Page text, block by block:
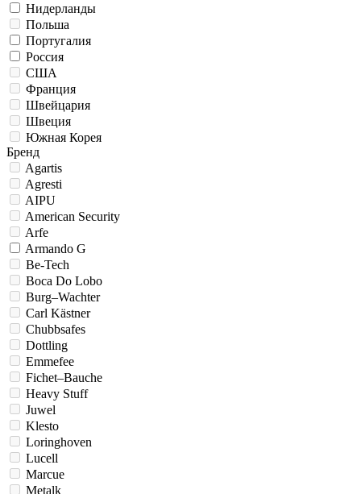
Нидерланды
Польша
Португалия
Россия
США
Франция
Швейцария
Швеция
Южная Корея
Бренд
Agartis
Agresti
AIPU
American Security
Arfe
Armando G
Be-Tech
Boca Do Lobo
Burg–Wachter
Carl Kästner
Chubbsafes
Dottling
Emmefee
Fichet–Bauche
Heavy Stuff
Juwel
Klesto
Loringhoven
Lucell
Marcue
Metalk